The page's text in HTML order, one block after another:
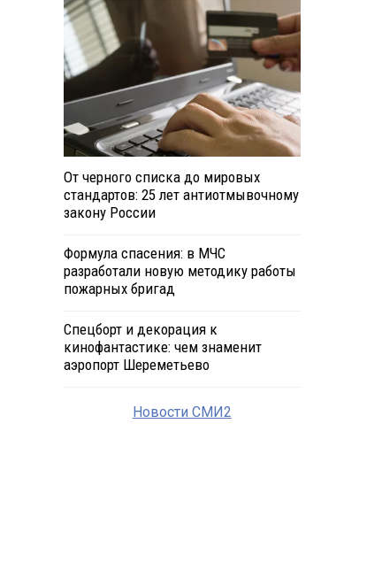
От черного списка до мировых
стандартов: 25 лет антиотмывочному
закону России
Формула спасения: в МЧС
разработали новую методику работы
пожарных бригад
Спецборт и декорация к
кинофантастике: чем знаменит
аэропорт Шереметьево
Новости СМИ2